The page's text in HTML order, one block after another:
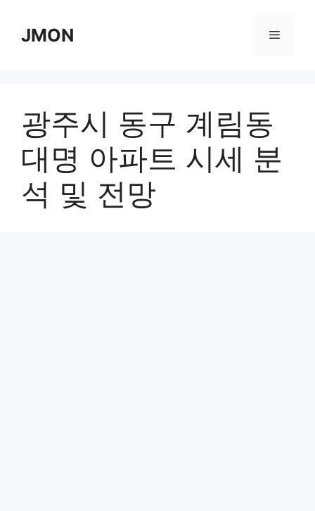
contentJMON Menu
광주시 동구 계림동
대명 아파트 시세 분
석 및 전망